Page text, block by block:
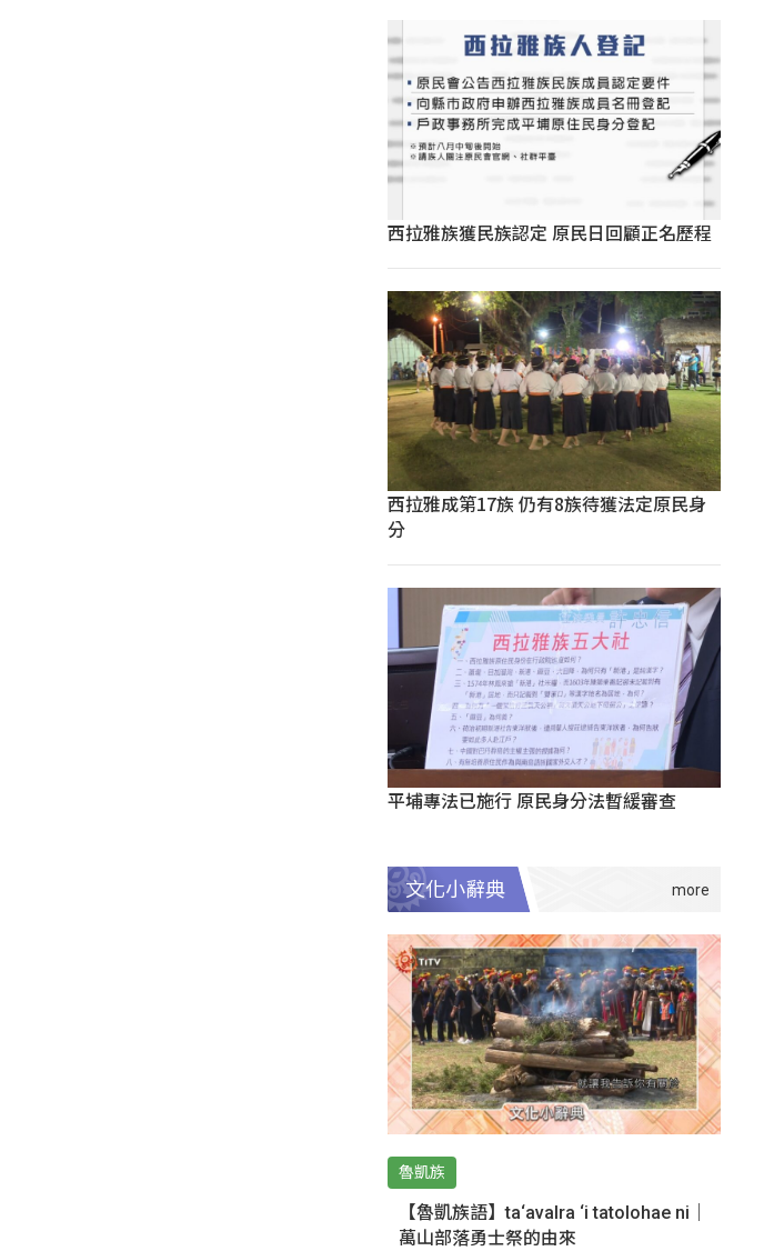
西拉雅族獲民族認定 原民日回顧正名歷程
西拉雅成第17族 仍有8族待獲法定原民身
分
平埔專法已施行 原民身分法暫緩審查
文化小辭典
魯凱族
【魯凱族語】ta‘avalra ‘i tatolohae ni｜
萬山部落勇士祭的由來